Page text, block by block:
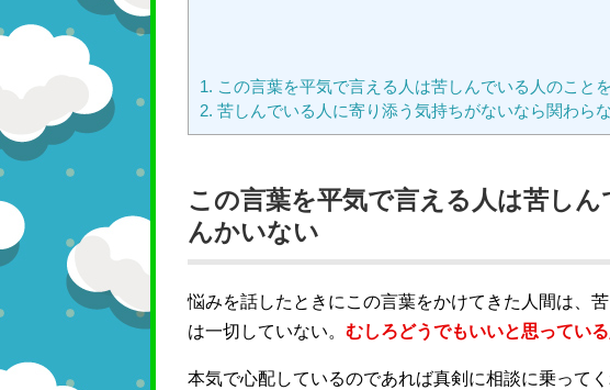
1. この言葉を平気で言える人は苦しんでいる人のこと
2. 苦しんでいる人に寄り添う気持ちがないなら関わら
この言葉を平気で言える人は苦し
んかいない
悩みを話したときにこの言葉をかけてきた人間は、
は一切していない。 むしろどうでもいいと思ってい
本気で心配しているのであれば真剣に相談に乗って